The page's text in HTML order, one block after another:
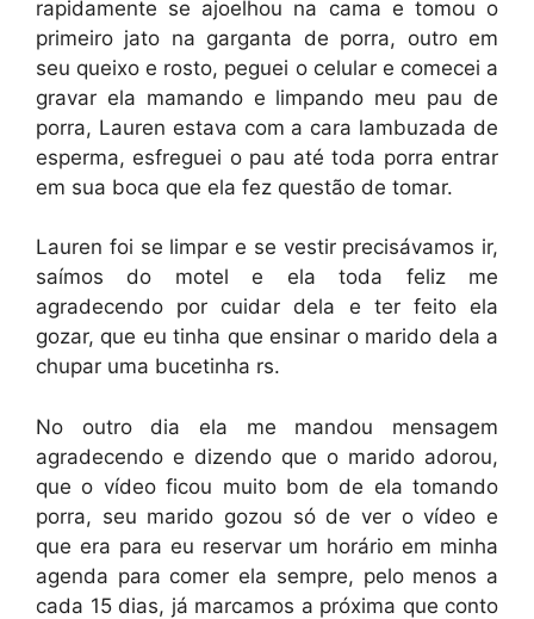
rapidamente se ajoelhou na cama e tomou o
primeiro jato na garganta de porra, outro em
seu queixo e rosto, peguei o celular e comecei a
gravar ela mamando e limpando meu pau de
porra, Lauren estava com a cara lambuzada de
esperma, esfreguei o pau até toda porra entrar
em sua boca que ela fez questão de tomar.
Lauren foi se limpar e se vestir precisávamos ir,
saímos do motel e ela toda feliz me
agradecendo por cuidar dela e ter feito ela
gozar, que eu tinha que ensinar o marido dela a
chupar uma bucetinha rs.
No outro dia ela me mandou mensagem
agradecendo e dizendo que o marido adorou,
que o vídeo ficou muito bom de ela tomando
porra, seu marido gozou só de ver o vídeo e
que era para eu reservar um horário em minha
agenda para comer ela sempre, pelo menos a
cada 15 dias, já marcamos a próxima que conto